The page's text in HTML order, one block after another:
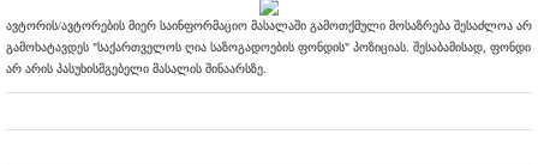
ავტორის/ავტორების მიერ საინფორმაციო მასალაში გამოთქმული მოსაზრება შესაძლოა არ
გამოხატავდეს "საქართველოს ღია საზოგადოების ფონდის" პოზიციას. შესაბამისად, ფონდი
არ არის პასუხისმგებელი მასალის შინაარსზე.